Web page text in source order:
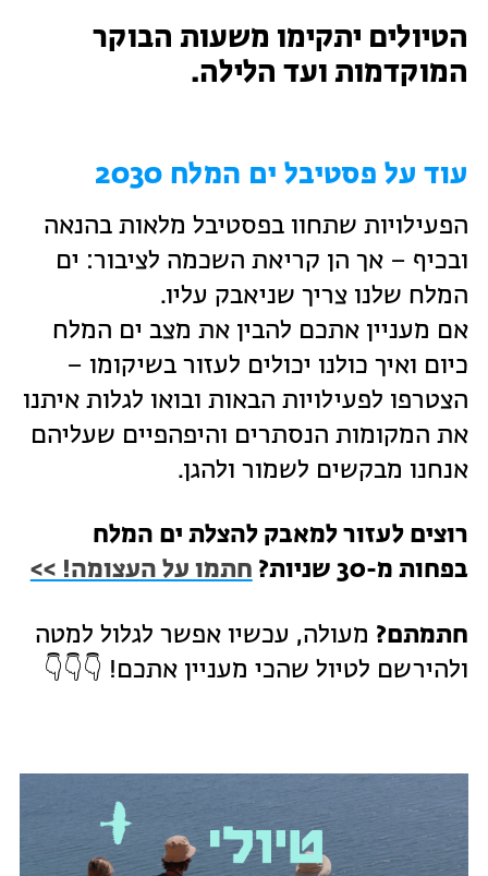
הטיולים יתקימו משעות הבוקר
המוקדמות ועד הלילה.
עוד על פסטיבל ים המלח 2030
הפעילויות שתחוו בפסטיבל מלאות בהנאה
ובכיף – אך הן קריאת השכמה לציבור: ים
המלח שלנו צריך שניאבק עליו.
אם מעניין אתכם להבין את מצב ים המלח
כיום ואיך כולנו יכולים לעזור בשיקומו –
הצטרפו לפעילויות הבאות ובואו לגלות איתנו
את המקומות הנסתרים והיפהפיים שעליהם
אנחנו מבקשים לשמור ולהגן.
רוצים לעזור למאבק להצלת ים המלח
בפחות מ-30 שניות?
חתמו על העצומה! >>
חתמתם? מעולה, עכשיו אפשר לגלול למטה
ולהירשם לטיול שהכי מעניין אתכם! 👇👇👇